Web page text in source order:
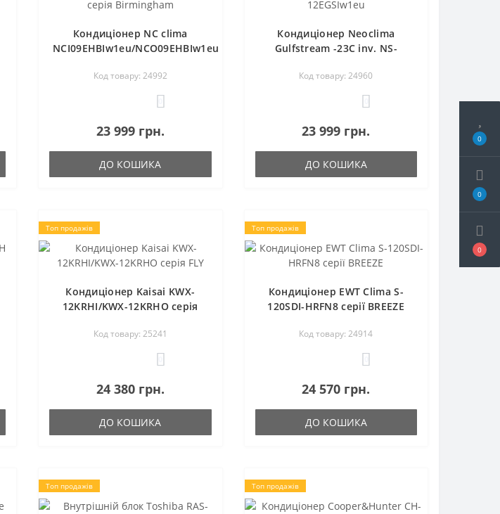
0
0
0
Кондиціонер NC clima
NCI09EHBIw1eu/NCO09EHBIw1eu
Код товару: 24992
23 999 грн.
ДО КОШИКА
Кондиціонер Neoclima
Gulfstream -23C inv. NS-
Код товару: 24960
23 999 грн.
ДО КОШИКА
Топ продажів
Кондиціонер Kaisai KWX-
12KRHI/KWX-12KRHO серія
Код товару: 25241
24 380 грн.
ДО КОШИКА
Топ продажів
Кондиціонер EWT Clima S-
120SDI-HRFN8 серії BREEZE
Код товару: 24914
24 570 грн.
ДО КОШИКА
Топ продажів Топ продажів